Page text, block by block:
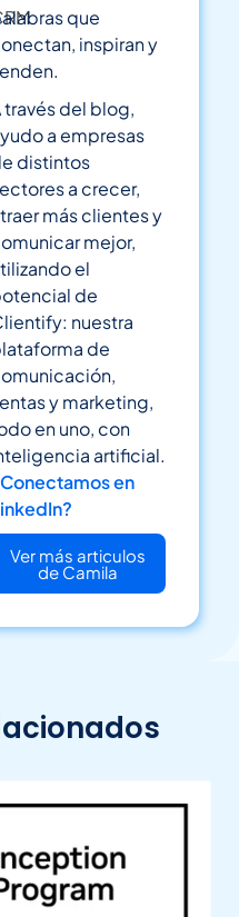
que
inspiran y
través del blog,
a empresas
distintos
a crecer,
más clientes y
mejor,
el
de
nuestra
de
y marketing,
en uno, con
artificial.
en
Ver más articulos
de Camila